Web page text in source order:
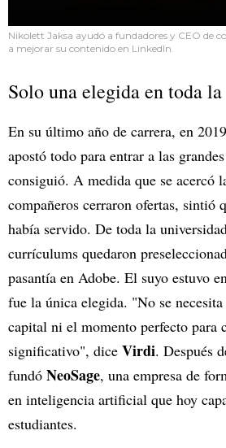
Nikolett Jaksa ayudó a fundadores y CEO de
a mejorar su contenido en LinkedIn.
Solo una elegida en toda
En su último año de carrera, en
apostó todo para entrar a las
consiguió. A medida que se acercó
compañeros cerraron ofertas, sintió
había servido. De toda la
currículums quedaron
pasantía en Adobe. El suyo estuvo
fue la única elegida. "No se
capital ni el momento perfecto para
significativo", dice Virdi. Después
fundó NeoSage, una empresa de
en inteligencia artificial que hoy
estudiantes.